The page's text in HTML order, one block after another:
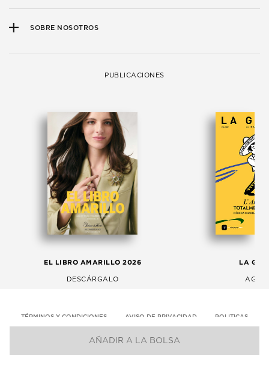
AÑADIR A LA BOLSA
SOBRE NOSOTROS
PUBLICACIONES
EL LIBRO AMARILLO 2026
DESCÁRGALO
LA
TÉRMINOS Y CONDICIONES AVISO DE PRIVACIDAD POLITICAS